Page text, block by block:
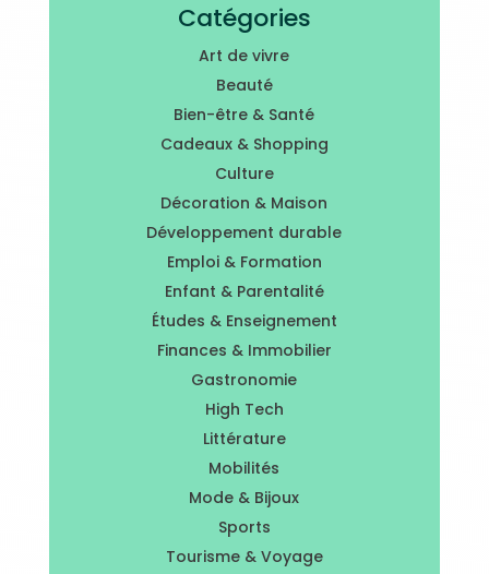
Catégories
Art de vivre
Beauté
Bien-être & Santé
Cadeaux & Shopping
Culture
Décoration & Maison
Développement durable
Emploi & Formation
Enfant & Parentalité
Études & Enseignement
Finances & Immobilier
Gastronomie
High Tech
Littérature
Mobilités
Mode & Bijoux
Sports
Tourisme & Voyage